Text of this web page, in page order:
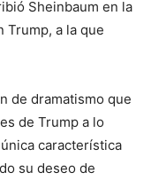
Sheinbaum en la
Trump, a la que
de dramatismo que
de Trump a lo
característica
su deseo de